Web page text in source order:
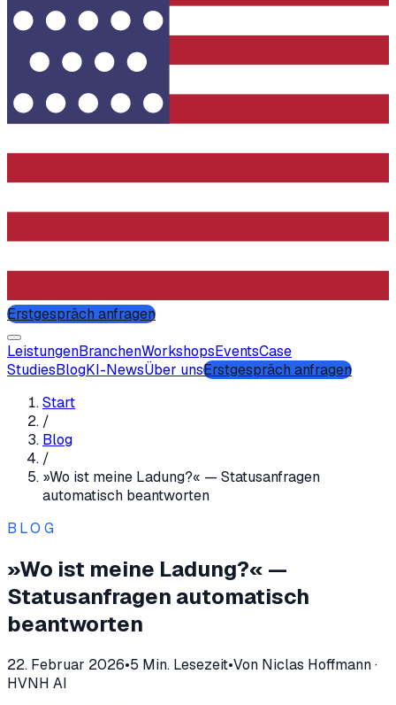
Erstgespräch anfragen
LeistungenBranchenWorkshopsEventsCase
StudiesBlogKI-NewsÜber unsErstgespräch anfragen
Start
/
Blog
/
»Wo ist meine Ladung?« — Statusanfragen
automatisch beantworten
BLOG
»Wo ist meine Ladung?« —
Statusanfragen automatisch
beantworten
22. Februar 2026•5 Min. Lesezeit•Von Niclas Hoffmann·
HVNH AI